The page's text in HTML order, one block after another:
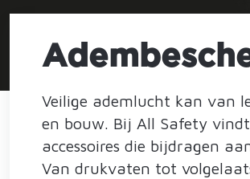
Veilige ademlucht kan van
en bouw. Bij All Safety
accessoires die bijdragen
Van drukvaten tot